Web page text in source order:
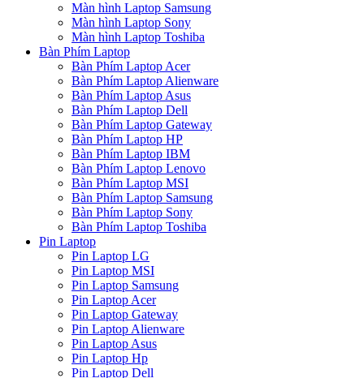
Màn hình Laptop Samsung
Màn hình Laptop Sony
Màn hình Laptop Toshiba
Bàn Phím Laptop
Bàn Phím Laptop Acer
Bàn Phím Laptop Alienware
Bàn Phím Laptop Asus
Bàn Phím Laptop Dell
Bàn Phím Laptop Gateway
Bàn Phím Laptop HP
Bàn Phím Laptop IBM
Bàn Phím Laptop Lenovo
Bàn Phím Laptop MSI
Bàn Phím Laptop Samsung
Bàn Phím Laptop Sony
Bàn Phím Laptop Toshiba
Pin Laptop
Pin Laptop LG
Pin Laptop MSI
Pin Laptop Samsung
Pin Laptop Acer
Pin Laptop Gateway
Pin Laptop Alienware
Pin Laptop Asus
Pin Laptop Hp
Pin Laptop Dell